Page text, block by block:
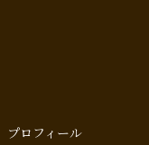
プロフィール